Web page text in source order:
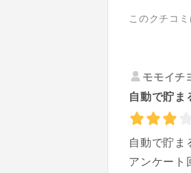
このクチコ
モモイチ
自動で貯ま
自動で貯ま
アンケート